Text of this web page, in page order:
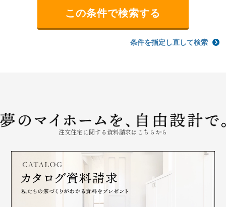
条件を指定し直して検索
注文住宅に関する資料請求はこちらから